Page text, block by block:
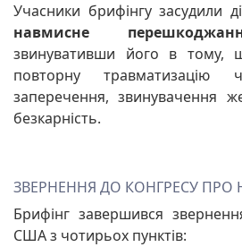
Учасники брифінгу засудили
навмисне
звинувативши його в тому,
повторну травматизацію
заперечення, звинувачення
безкарність.
ЗВЕРНЕННЯ ДО КОНГРЕСУ ПРО
Брифінг завершився
США з чотирьох пунктів: